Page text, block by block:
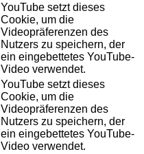
YouTube setzt dieses
Cookie, um die
Videopräferenzen des
Nutzers zu speichern, der
ein eingebettetes YouTube-
Video verwendet.
YouTube setzt dieses
Cookie, um die
Videopräferenzen des
Nutzers zu speichern, der
ein eingebettetes YouTube-
Video verwendet.